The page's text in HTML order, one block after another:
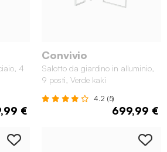
4
€
Convivio
Salotto da giardino in alluminio,
9 posti, Verde kaki
4.2 (5)
699,99 €